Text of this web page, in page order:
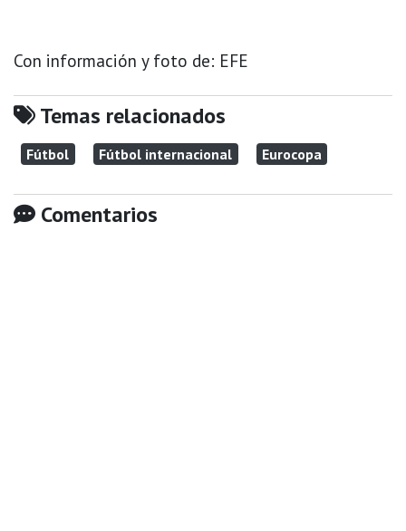
Con información y foto de: EFE
Temas relacionados
Fútbol Fútbol internacional Eurocopa
Comentarios